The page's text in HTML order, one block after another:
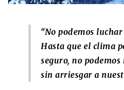
“No podemos
Hasta que el clima
seguro, no
sin arriesgar a